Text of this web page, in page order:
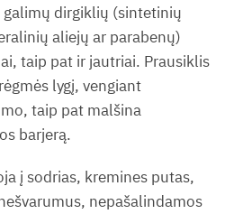
dirgiklių (sintetinių
aliejų ar parabenų)
taip pat ir jautriai. Prausiklis
lygį, vengiant
taip pat malšina
barjerą.
į sodrias, kremines putas,
nepašalindamos